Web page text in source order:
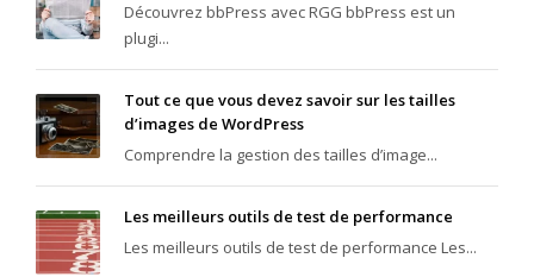
Découvrez bbPress avec RGG bbPress est un
plugi...
Tout ce que vous devez savoir sur les tailles
d’images de WordPress
Comprendre la gestion des tailles d’image...
Les meilleurs outils de test de performance
Les meilleurs outils de test de performance Les...